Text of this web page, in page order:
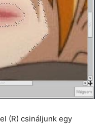
(R) csináljunk egy